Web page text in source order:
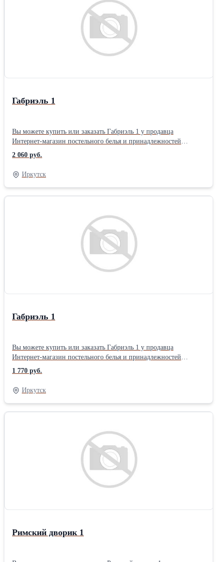
Габриэль 1
Вы можете купить или заказать Габриэль 1 у продавца
Интернет-магазин постельного белья и принадлежностей
«ТехДизайн» ( Иркутск )Тип ткани: Перкаль материал: Перкаль
цвет: Розовый позиционирование: Для женщин тематика:
Орнамент Размер: 2,0 упаковка: Книжка ПВХ комплектация:
Стандартная Плотность ткани: 110 гр/м Тип простыни КПБ:
Стандарт (бесшовная) Застежка на пододеяльнике КПБ: Разрез (в
2 060 руб.
Иркутск
Габриэль 1
Вы можете купить или заказать Габриэль 1 у продавца
Интернет-магазин постельного белья и принадлежностей
«ТехДизайн» ( Иркутск )Тип ткани: Перкаль материал: Перкаль
цвет: Розовый позиционирование: Для женщин тематика:
Орнамент Размер: 1,5 упаковка: Книжка ПВХ комплектация:
Стандартная Плотность ткани: 110 гр/м Тип простыни КПБ:
Стандарт (бесшовная) Застежка на пододеяльнике КПБ: Разрез (в
1 770 руб.
Иркутск
Римский дворик 1